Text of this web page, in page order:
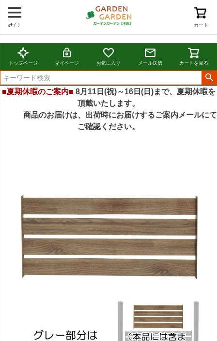
カート
ｶﾃｺﾞﾘ
トップページ マイページ お気に入り メール送信 カートを見る
■夏期休暇のご案内■ 8月11日(祝)～16日(日)まで、夏期休暇を
頂戴いたします。
商品のお届けは、出荷時にお届けするご案内メールにて
ご確認ください。